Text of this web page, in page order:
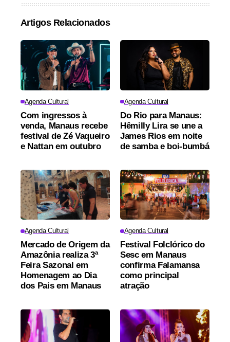
Artigos Relacionados
Agenda Cultural
Com ingressos à
venda, Manaus recebe
festival de Zé Vaqueiro
e Nattan em outubro
Agenda Cultural
Do Rio para Manaus:
Hêmilly Lira se une a
James Rios em noite
de samba e boi-bumbá
Agenda Cultural
Mercado de Origem da
Amazônia realiza 3ª
Feira Sazonal em
Homenagem ao Dia
dos Pais em Manaus
Agenda Cultural
Festival Folclórico do
Sesc em Manaus
confirma Falamansa
como principal
atração